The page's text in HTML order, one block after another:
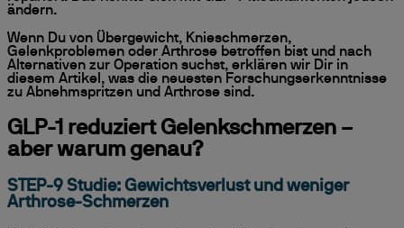
ändern.
Wenn Du von Übergewicht, Knieschmerzen,
Gelenkproblemen oder Arthrose betroffen bist und nach
Alternativen zur Operation suchst, erklären wir Dir in
diesem Artikel, was die neuesten Forschungserkenntnisse
zu Abnehmspritzen und Arthrose sind.
GLP-1 reduziert Gelenkschmerzen –
aber warum genau?
STEP-9 Studie: Gewichtsverlust und weniger
Arthrose-Schmerzen